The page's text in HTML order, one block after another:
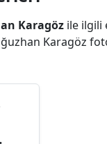
Karagöz ile ilgili
Karagöz